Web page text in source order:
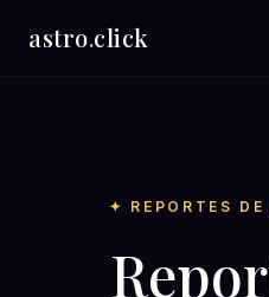
astro.click
✦ REPORTES